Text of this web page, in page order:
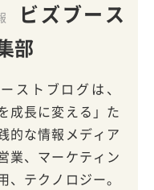
ビズブース
部
ストブログは、
成長に変える」た
的な情報メディア
業、マーケティン
、テクノロジー。